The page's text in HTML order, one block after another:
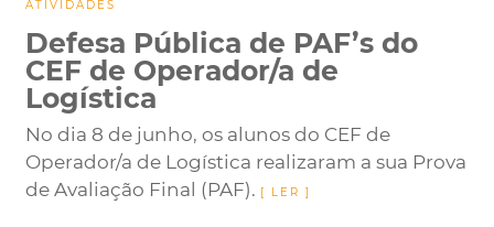
ATIVIDADES
Defesa Pública de PAF’s do
CEF de Operador/a de
Logística
No dia 8 de junho, os alunos do CEF de
Operador/a de Logística realizaram a sua Prova
de Avaliação Final (PAF).